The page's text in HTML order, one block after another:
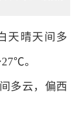
天晴天间多
。
多云，偏西